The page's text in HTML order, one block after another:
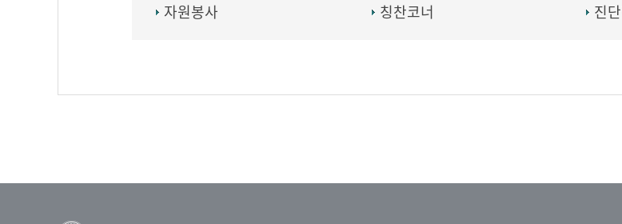
자원봉사
칭찬코너
진